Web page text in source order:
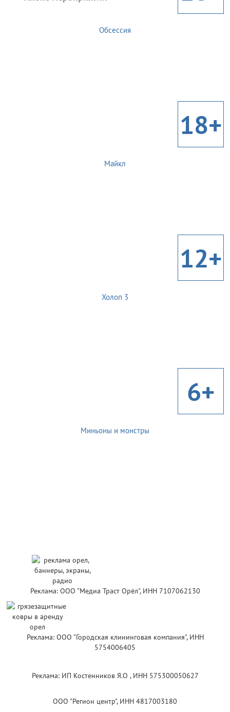
Обсессия
18+
Майкл
12+
Холоп 3
6+
Миньоны и монстры
Реклама: ООО "Медиа Траст Орёл", ИНН 7107062130
Реклама: ООО "Городская клининговая компания", ИНН
5754006405
Реклама: ИП Костенников Я.О , ИНН 575300050627
ООО "Регион центр", ИНН 4817003180